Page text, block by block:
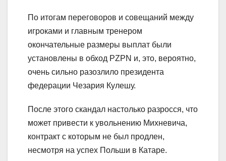
По итогам переговоров и совещаний между
игроками и главным тренером
окончательные размеры выплат были
установлены в обход PZPN и, это, вероятно,
очень сильно разозлило президента
федерации Чезария Кулешу.
После этого скандал настолько разросся, что
может привести к увольнению Михневича,
контракт с которым не был продлен,
несмотря на успех Польши в Катаре.